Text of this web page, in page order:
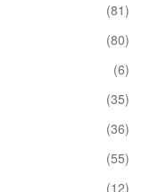
(81)
(80)
(6)
(35)
(36)
(55)
(12)